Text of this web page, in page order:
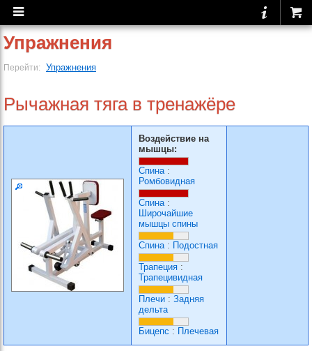
Упражнения
Перейти: Упражнения
Рычажная тяга в тренажёре
Воздействие на
мышцы:
Спина:
Ромбовидная
Спина:
Широчайшие
мышцы спины
Спина: Подостная
Трапеция :
Трапецивидная
Плечи : Задняя
дельта
Бицепс : Плечевая